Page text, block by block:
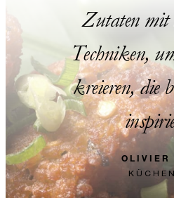
Zutaten mit
Techniken,
kreieren, die
OLIVIER